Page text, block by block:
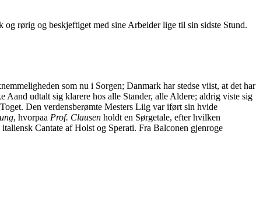
og rørig og beskjeftiget med sine Arbeider lige til sin sidste Stund.
som nu i Sorgen; Danmark har stedse viist, at det har
udtalt sig klarere hos alle Stander, alle Aldere; aldrig viste sig
Den verdensberømte Mesters Liig var iført sin hvide
, hvorpaa Prof. Clausen holdt en Sørgetale, efter hvilken
Cantate af Holst og Sperati. Fra Balconen gjenroge